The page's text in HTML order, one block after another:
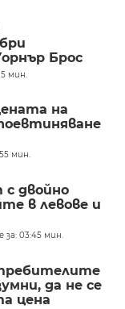
Брос
за 110
мин.
на
мин.
двойно
в левове и
за: 03:45 мин.
да не се
цена